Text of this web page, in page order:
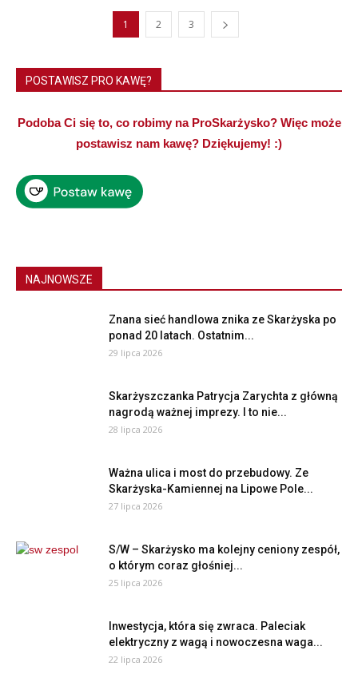
1 2 3
POSTAWISZ PRO KAWĘ?
Podoba Ci się to, co robimy na ProSkarżysko? Więc może
postawisz nam kawę? Dziękujemy! :)
NAJNOWSZE
Znana sieć handlowa znika ze Skarżyska po
ponad 20 latach. Ostatnim...
29 lipca 2026
Skarżyszczanka Patrycja Zarychta z główną
nagrodą ważnej imprezy. I to nie...
28 lipca 2026
Ważna ulica i most do przebudowy. Ze
Skarżyska-Kamiennej na Lipowe Pole...
27 lipca 2026
S/W – Skarżysko ma kolejny ceniony zespół,
o którym coraz głośniej...
25 lipca 2026
Inwestycja, która się zwraca. Paleciak
elektryczny z wagą i nowoczesna waga...
22 lipca 2026